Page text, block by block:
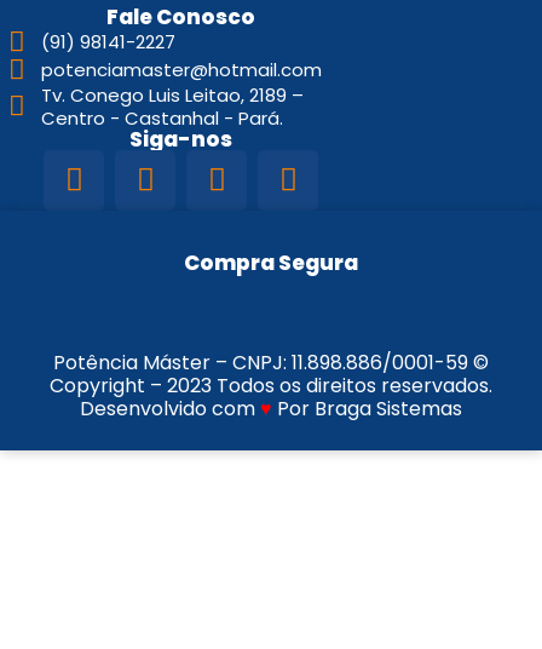
Fale Conosco
(91) 98141-2227
potenciamaster@hotmail.com
Tv. Conego Luis Leitao, 2189 –
Centro - Castanhal - Pará.
Siga-nos
Compra Segura
Potência Máster – CNPJ: 11.898.886/0001-59©
Copyright – 2023 Todos os direitos reservados.
Desenvolvido com♥ Por Braga Sistemas